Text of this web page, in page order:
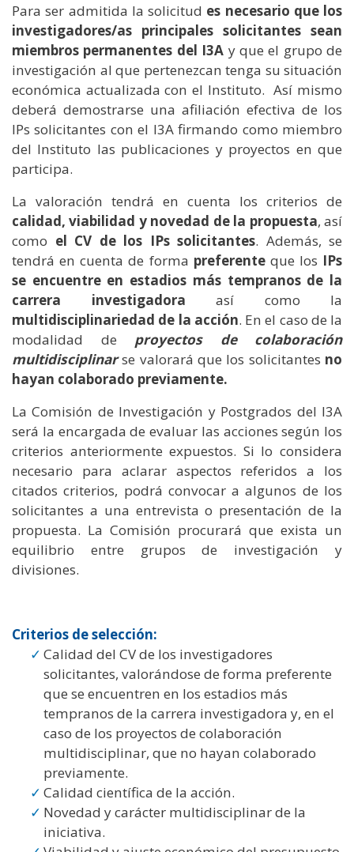
Para ser admitida la solicitud es necesario que los
investigadores/as principales solicitantes sean
miembros permanentes del I3A y que el grupo de
investigación al que pertenezcan tenga su situación
económica actualizada con el Instituto. Así mismo
deberá demostrarse una afiliación efectiva de los
IPs solicitantes con el I3A firmando como miembro
del Instituto las publicaciones y proyectos en que
participa.
La valoración tendrá en cuenta los criterios de
calidad, viabilidad y novedad de la propuesta, así
como el CV de los IPs solicitantes. Además, se
tendrá en cuenta de forma preferenteque los IPs
se encuentre en estadios más tempranos de la
carrera investigadora así como la
multidisciplinariedad de la acción. En el caso de la
modalidad de proyectos de colaboración
multidisciplinarse valorará que los solicitantes no
hayan colaborado previamente.
La Comisión de Investigación y Postgrados del I3A
será la encargada de evaluar las acciones según los
criterios anteriormente expuestos. Si lo considera
necesario para aclarar aspectos referidos a los
citados criterios, podrá convocar a algunos de los
solicitantes a una entrevista o presentación de la
propuesta. La Comisión procurará que exista un
equilibrio entre grupos de investigación y
divisiones.
Criterios de selección:
Calidad del CV de los investigadores
solicitantes, valorándose de forma preferente
que se encuentren en los estadios más
tempranos de la carrera investigadora y, en el
caso de los proyectos de colaboración
multidisciplinar, que no hayan colaborado
previamente.
Calidad científica de la acción.
Novedad y carácter multidisciplinar de la
iniciativa.